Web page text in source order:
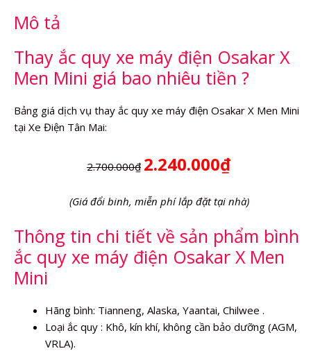
Men
số
lượng
Mô tả
Thay ắc quy xe máy điện Osakar X
Men Mini giá bao nhiêu tiền ?
Bảng giá dịch vụ thay ắc quy xe máy điện Osakar X Men Mini
tại Xe Điện Tân Mai:
2.700.000₫ 2.240.000₫
(Giá đổi binh, miễn phí lắp đặt tại nhà)
Thông tin chi tiết về sản phẩm bình
ắc quy xe máy điện Osakar X Men
Mini
Hãng bình: Tianneng, Alaska, Yaantai, Chilwee .
Loại ắc quy : Khô, kín khí, không cần bảo dưỡng (AGM,
VRLA).